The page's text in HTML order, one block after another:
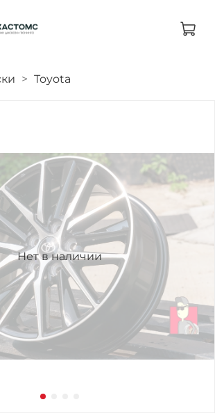
Toyota
Нет в наличии